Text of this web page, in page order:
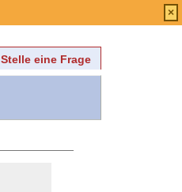
Stelle eine Frage
×